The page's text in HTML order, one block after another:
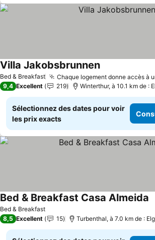
Bed & Breakfast Chaque logement donne accès à
Villa Jakobsbrunnen
9,4 Excellent 219 Winterthur, à 10.1 km de :
Sélectionnez des dates pour voir
les prix exacts
Bed & Breakfast
Bed & Breakfast Casa Almeida
8,5 Excellent 15 Turbenthal, à 7.0 km de :